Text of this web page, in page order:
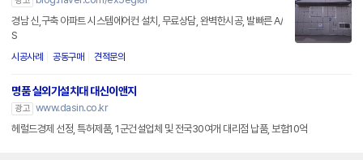
경남 신,구축 아파트 시스템에어컨 설치, 무료상담, 완벽한시공, 발빠른 A/
S
시공사례 공동구매 견적문의
명품 실외기설치대 대신이앤지
광고 www.dasin.co.kr
헤럴드경제 선정, 특허제품, 1군건설업체 및 전국30여개 대리점 납품, 보험10억